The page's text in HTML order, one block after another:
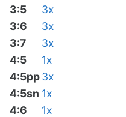
3:5
3x
3:6
3x
3:7
3x
4:5
1x
4:5pp3x
4:5sn 1x
4:6
1x